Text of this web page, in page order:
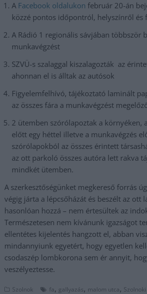
A Facebook oldalukon február 20-án
közzé pontos időpontról, helyszínről és
A Rádió 1 regionális sávjában többször
munkavégzést
SZVÜ-s szalaggal kiszalagozták az
ahonnan el is álltak az autósok
Figyelemfelhívó, tájékoztató laminált
az összes fára a munkavégzést
2 ütemben szórólapoztak a környéken,
előtt egy héttel illetve a munkavégzés
szórólapokból az összes érintett
az ott parkoló összes autóra lett rakva
mindkét ütemben.
A szerkesztőségünket megkereső forrás
végig járta a lépcsőházát és beszélt az ott
hasonlóan hozzá – nem értesültek az
Természetesen nem kívánunk igazságot
ellentétes kijelentés hangzott el, abban
mindannyiunk egyetért, hogy egyetlen
csodaszép lombkorona sem ér annyit,
veszélyeztesse.
Szolnok fa, gallyazás, malom utca,